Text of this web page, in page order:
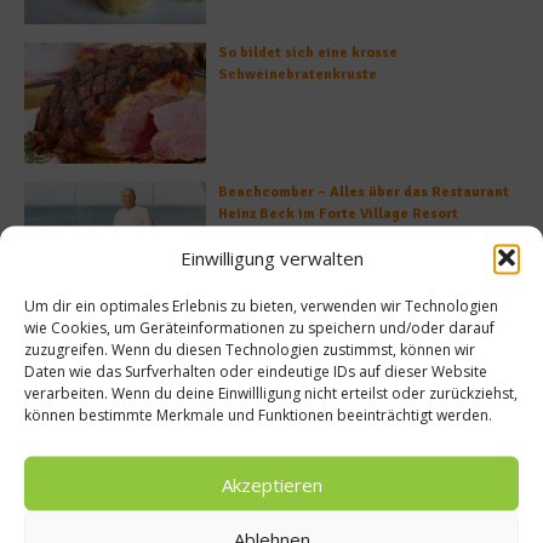
Einwilligung verwalten
Um dir ein optimales Erlebnis zu bieten, verwenden wir Technologien
wie Cookies, um Geräteinformationen zu speichern und/oder darauf
zuzugreifen. Wenn du diesen Technologien zustimmst, können wir
Daten wie das Surfverhalten oder eindeutige IDs auf dieser Website
verarbeiten. Wenn du deine Einwillligung nicht erteilst oder zurückziehst,
können bestimmte Merkmale und Funktionen beeinträchtigt werden.
Akzeptieren
Ablehnen
So bildet sich eine krosse
Schweinebratenkruste
Beachcomber – Alles über das Restaurant
Heinz Beck im Forte Village Resort
Was ist der Unterschied zwischen Limonen
und Limetten?